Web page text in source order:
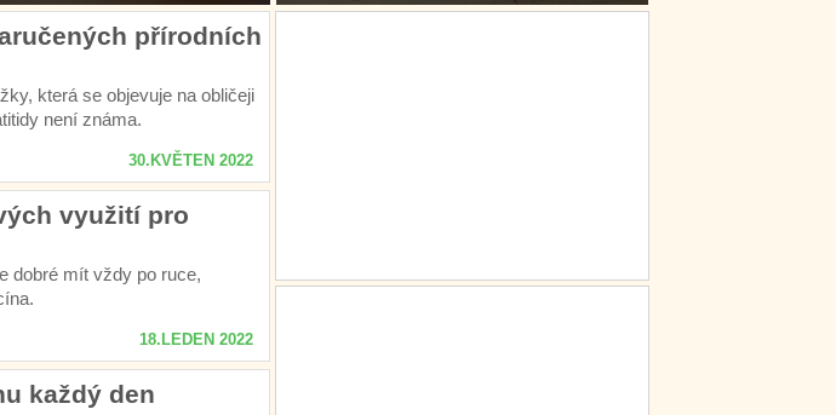
přírodních
která se objevuje na obličeji
není známa.
30.KVĚTEN 2022
využití pro
dobré mít vždy po ruce,
18.LEDEN 2022
každý den